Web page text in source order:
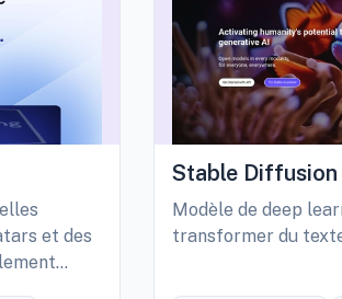
et des
Stable Diffusion
Modèle de deep
transformer du